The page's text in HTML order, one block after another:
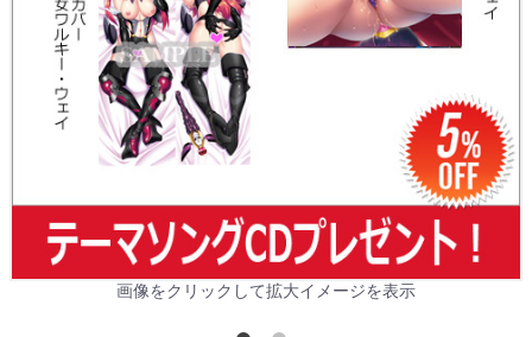
画像をクリックして拡大イメージを表示